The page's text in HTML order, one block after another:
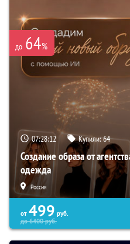
до 64%
07:28:11 Купили:64
Создание образа от
одежда
Россия
от 499 руб.
до6400руб.